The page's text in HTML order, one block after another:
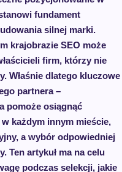
fundament
silnej marki.
krajobrazie SEO może
firm, którzy nie
Właśnie dlatego kluczowe
partnera –
pomoże osiągnąć
każdym innym mieście,
a wybór odpowiedniej
Ten artykuł ma na celu
podczas selekcji, jakie